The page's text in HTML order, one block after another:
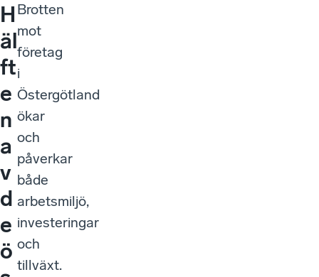
H
äl
ft
e
n
a
v
d
e
ö
Brotten
mot
företag
i
Östergötland
ökar
och
påverkar
både
arbetsmiljö,
investeringar
och
tillväxt.